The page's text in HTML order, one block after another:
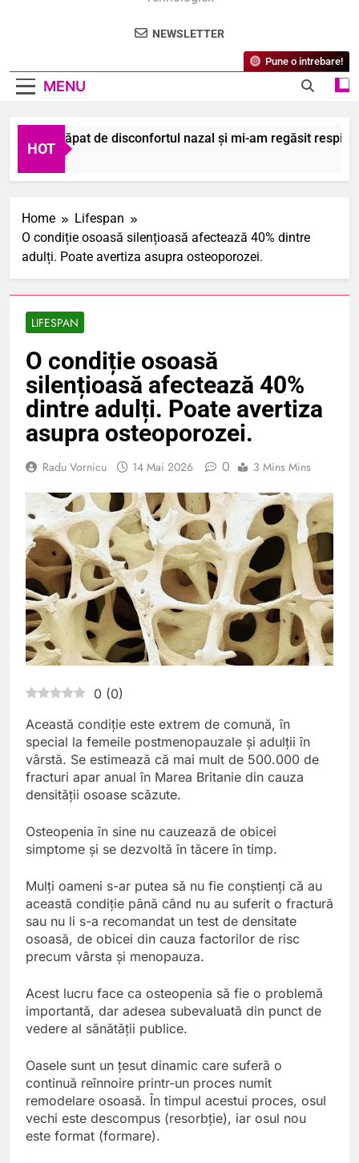
NEWSLETTER
MENU
Pune o intrebare!
HOT
am scăpat de disconfortul nazal și mi-am regăsit respirația
2026
Home
Lifespan
O condiție osoasă silențioasă afectează 40% dintre
adulți. Poate avertiza asupra osteoporozei.
LIFESPAN
O condiție osoasă
silențioasă afectează 40%
dintre adulți. Poate avertiza
asupra osteoporozei.
Radu Vornicu 14 Mai 2026 0 3 Mins Mins
0 (0)
Această condiție este extrem de comună, în
special la femeile postmenopauzale și adulții în
vârstă. Se estimează că mai mult de 500.000 de
fracturi apar anual în Marea Britanie din cauza
densității osoase scăzute.
Osteopenia în sine nu cauzează de obicei
simptome și se dezvoltă în tăcere în timp.
Mulți oameni s-ar putea să nu fie conștienți că au
această condiție până când nu au suferit o fractură
sau nu li s-a recomandat un test de densitate
osoasă, de obicei din cauza factorilor de risc
precum vârsta și menopauza.
Acest lucru face ca osteopenia să fie o problemă
importantă, dar adesea subevaluată din punct de
vedere al sănătății publice.
Oasele sunt un țesut dinamic care suferă o
continuă reînnoire printr-un proces numit
remodelare osoasă. În timpul acestui proces, osul
vechi este descompus (resorbție), iar osul nou
este format (formare).